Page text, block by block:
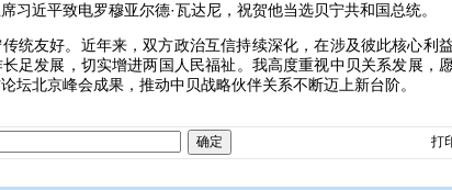
习近平致电罗穆亚尔德·瓦达尼，祝贺他当选贝宁共和国总统。
统友好。近年来，双方政治互信持续深化，在涉及彼此核心利
足发展，切实增进两国人民福祉。我高度重视中贝关系发展，
坛北京峰会成果，推动中贝战略伙伴关系不断迈上新台阶。
打